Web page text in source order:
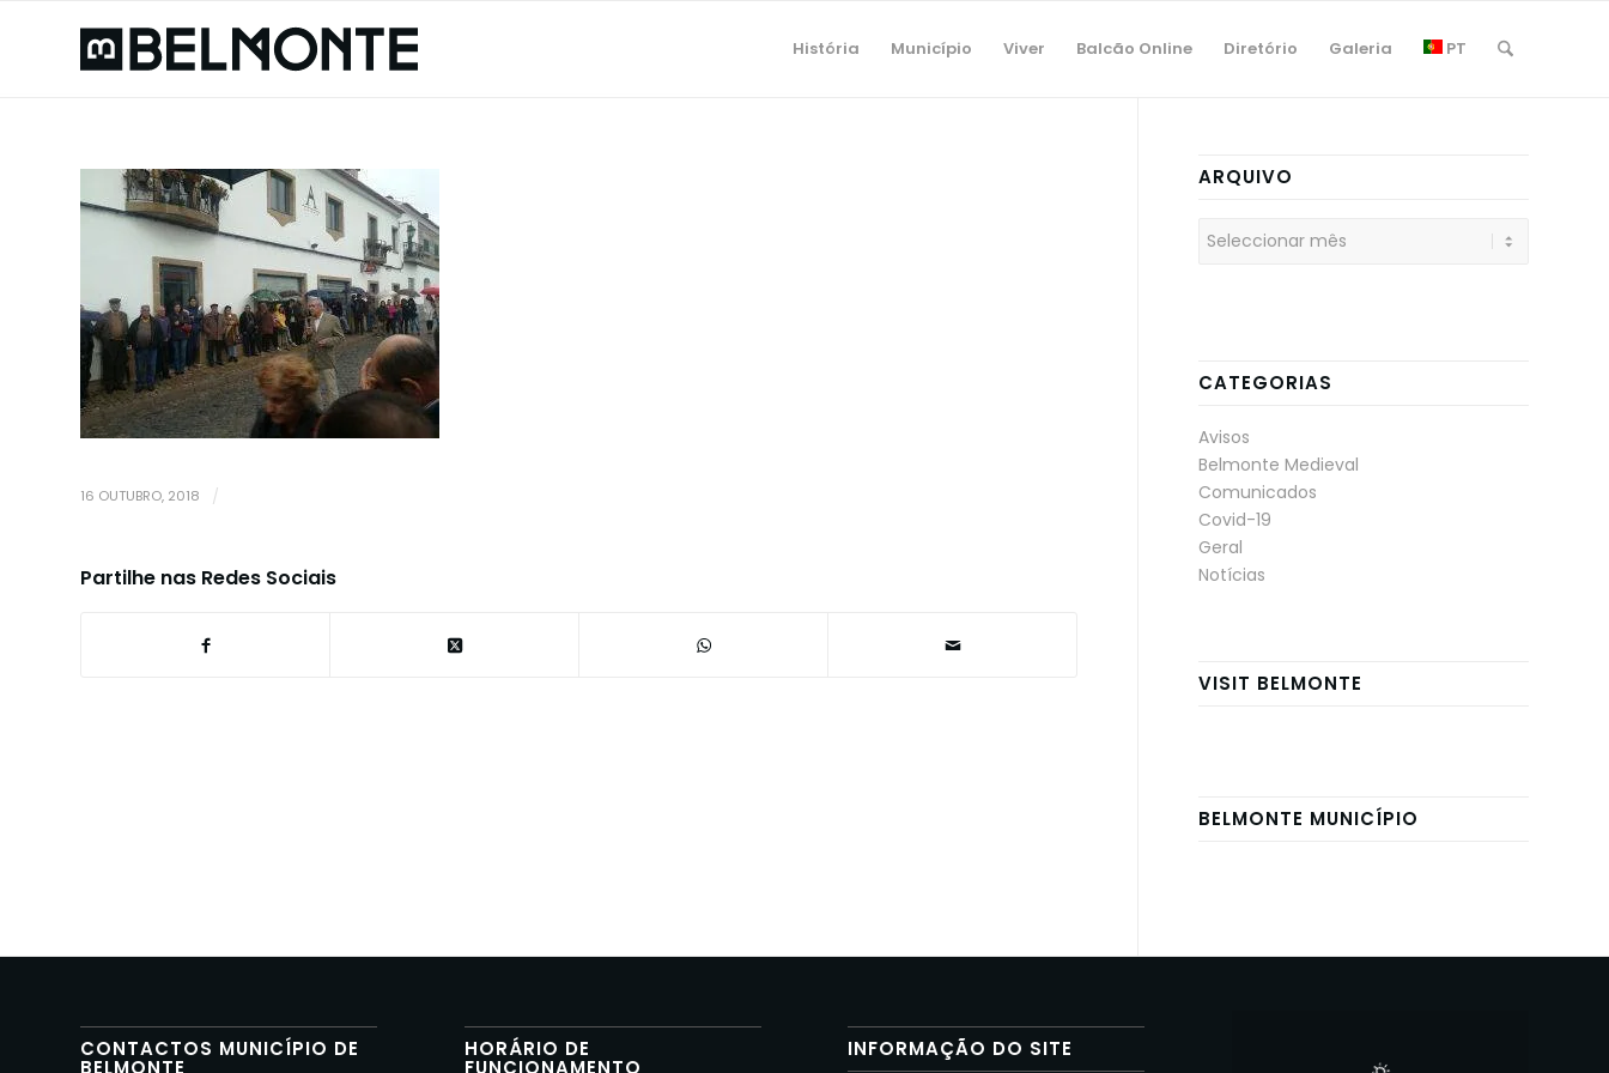
História Município Viver Balcão Online Diretório Galeria PT
16 OUTUBRO, 2018 /
Partilhe nas Redes Sociais
ARQUIVO
CATEGORIAS
Avisos
Belmonte Medieval
Comunicados
Covid-19
Geral
Notícias
VISIT BELMONTE
BELMONTE MUNICÍPIO
CONTACTOS MUNICÍPIO DE
BELMONTE
HORÁRIO DE
FUNCIONAMENTO
INFORMAÇÃO DO SITE